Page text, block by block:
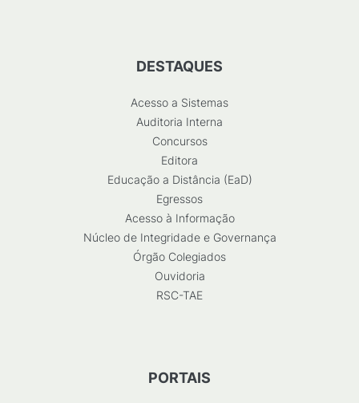
DESTAQUES
Acesso a Sistemas
Auditoria Interna
Concursos
Editora
Educação a Distância (EaD)
Egressos
Acesso à Informação
Núcleo de Integridade e Governança
Órgão Colegiados
Ouvidoria
RSC-TAE
PORTAIS